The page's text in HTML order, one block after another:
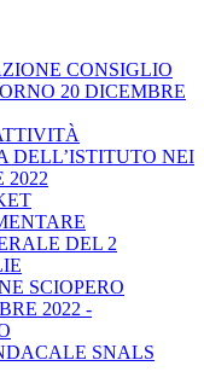
CONSIGLIO
20 DICEMBRE
DELL’ISTITUTO NEI
2022
DEL 2
SCIOPERO
2022 -
SNALS